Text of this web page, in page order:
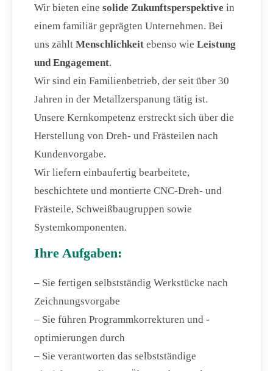
Wir bieten eine solide Zukunftsperspektive in
einem familiär geprägten Unternehmen. Bei
uns zählt Menschlichkeit ebenso wie Leistung
und Engagement.
Wir sind ein Familienbetrieb, der seit über 30
Jahren in der Metallzerspanung tätig ist.
Unsere Kernkompetenz erstreckt sich über die
Herstellung von Dreh- und Frästeilen nach
Kundenvorgabe.
Wir liefern einbaufertig bearbeitete,
beschichtete und montierte CNC-Dreh- und
Frästeile, Schweißbaugruppen sowie
Systemkomponenten.
Ihre Aufgaben:
– Sie fertigen selbstständig Werkstücke nach
Zeichnungsvorgabe
– Sie führen Programmkorrekturen und -
optimierungen durch
– Sie verantworten das selbstständige